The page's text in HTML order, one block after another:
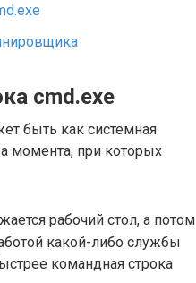
cmd.exe
быть как системная
момента, при которых
рабочий стол, а потом
какой-либо службы
командная строка